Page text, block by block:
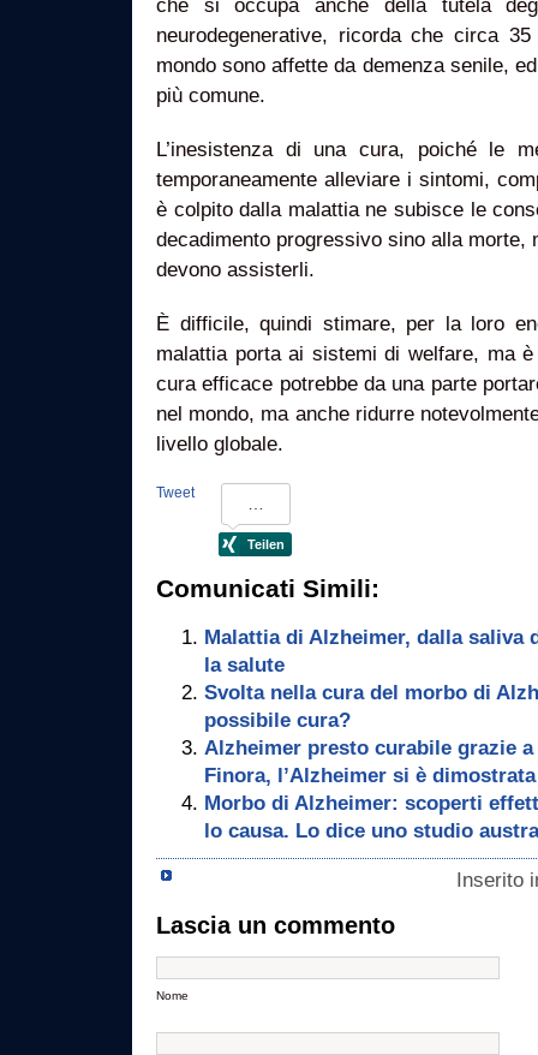
che si occupa anche della tutela
neurodegenerative, ricorda che circa
mondo sono affette da demenza senile,
più comune.
L’inesistenza di una cura, poiché le
temporaneamente alleviare i sintomi,
è colpito dalla malattia ne subisce le
decadimento progressivo sino alla morte,
devono assisterli.
È difficile, quindi stimare, per la loro
malattia porta ai sistemi di welfare, ma
cura efficace potrebbe da una parte
nel mondo, ma anche ridurre
livello globale.
Tweet
Comunicati Simili:
Malattia di Alzheimer, dalla saliva
la salute
Svolta nella cura del morbo di
possibile cura?
Alzheimer presto curabile grazie
Finora, l’Alzheimer si è
Morbo di Alzheimer: scoperti
lo causa. Lo dice uno studio
Inserito
Lascia un commento
Nome